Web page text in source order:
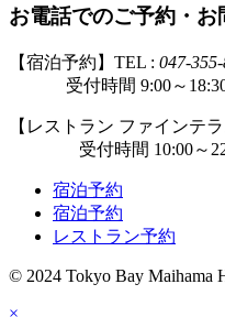
お電話でのご予約・お
【宿泊予約】TEL : 047-
受付時間 9:00～
【レストラン ファインテ
受付時間 10:00～
宿泊予約
宿泊予約
レストラン予約
© 2024 Tokyo Bay Maihama
×